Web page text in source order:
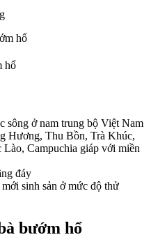
hổ
sông ở nam trung bộ Việt Nam
Hương, Thu Bồn, Trà Khúc,
Campuchia giáp với miền
đáy
sinh sản ở mức độ thử
bướm hổ